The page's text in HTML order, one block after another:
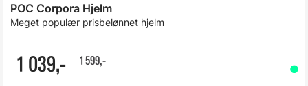
POC Corpora Hjelm
Meget populær prisbelønnet hjelm
1 039,- 1 599,-